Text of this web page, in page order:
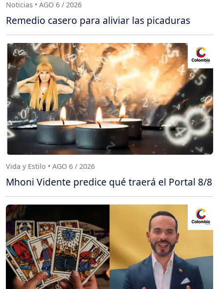
Noticias • AGO 6 / 2026
Remedio casero para aliviar las picaduras
Vida y Estilo • AGO 6 / 2026
Mhoni Vidente predice qué traerá el Portal 8/8